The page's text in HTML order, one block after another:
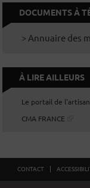
DOCUMENTS À
> Annuaire des
À LIRE AILLEURS
Le portail de
CMA FRANCE
CONTACT